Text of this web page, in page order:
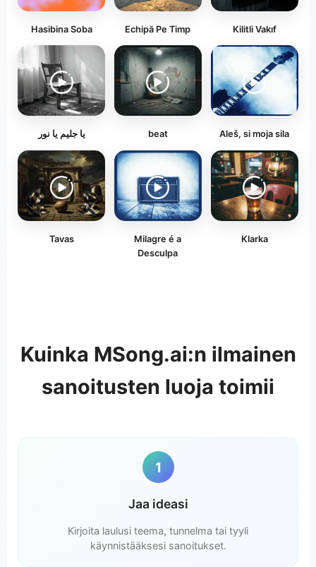
Hasibina Soba Echipă Pe Timp Kilitli Vakıf
يا جليم يا نور beat Aleš, si moja sila
Tavas
Milagre é a
Desculpa
Klarka
Kuinka MSong.ai:n ilmainen
sanoitusten luoja toimii
1
Jaa ideasi
Kirjoita laulusi teema, tunnelma tai tyyli
käynnistääksesi sanoitukset.